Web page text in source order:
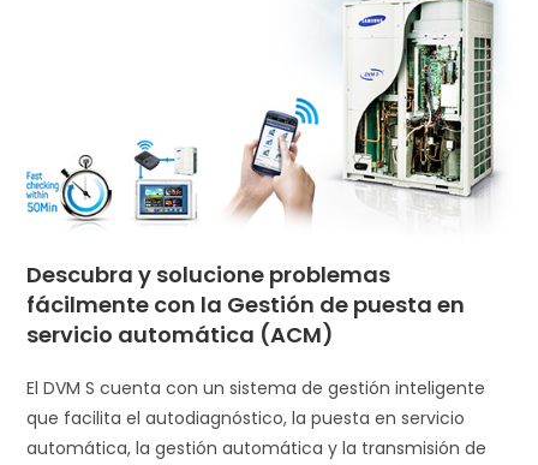
Descubra y solucione problemas
fácilmente con la Gestión de puesta en
servicio automática (ACM)
El DVM S cuenta con un sistema de gestión inteligente
que facilita el autodiagnóstico, la puesta en servicio
automática, la gestión automática y la transmisión de